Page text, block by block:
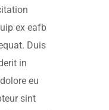
ex eafb
Duis
in
eu
sint